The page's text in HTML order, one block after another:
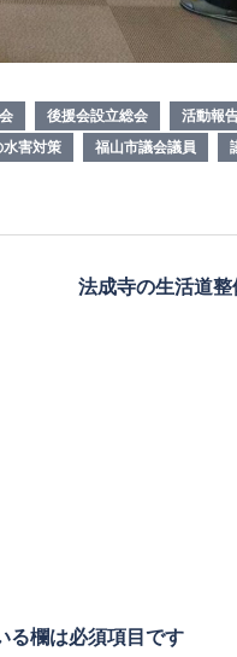
後援会設立総会
活動報
水害対策 福山市議会議員
法成寺の生活道整
る欄は必須項目です